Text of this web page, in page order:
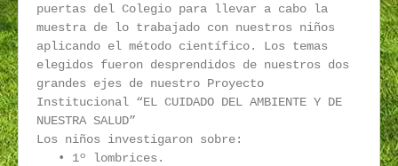
puertas del Colegio para llevar a cabo la
muestra de lo trabajado con nuestros niños
aplicando el método científico. Los temas
elegidos fueron desprendidos de nuestros dos
grandes ejes de nuestro Proyecto
Institucional “EL CUIDADO DEL AMBIENTE Y DE
NUESTRA SALUD”
Los niños investigaron sobre:
• 1º lombrices.